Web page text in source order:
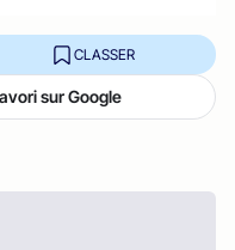
CLASSER
sur Google